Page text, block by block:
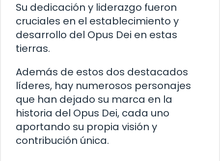
Su dedicación y liderazgo fueron
cruciales en el establecimiento y
desarrollo del Opus Dei en estas
tierras.
Además de estos dos destacados
líderes, hay numerosos personajes
que han dejado su marca en la
historia del Opus Dei, cada uno
aportando su propia visión y
contribución única.